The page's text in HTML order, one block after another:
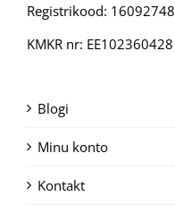
Registrikood: 16092748
KMKR nr: EE102360428
Blogi
Minu konto
Kontakt